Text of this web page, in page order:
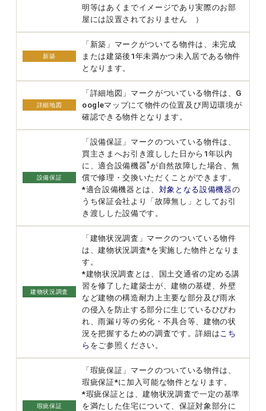
明等はあくまでイメージであり実際のお部
屋には設置されておりません ）
新築
「新築」マークがついてる物件は、未完成
または建築後1年未満かつ未入居である物件
となります。
詳細地図
「詳細地図」マークがついている物件は、G
oogleマップにて物件の位置及び周辺環境が
確認できる物件となります。
設備保証
「設備保証」マークのついている物件は、
買主さまへお引き渡しした日から1年以内
に、適合設備機器*が自然故障した場合、無
償で修理・交換いただくことができます。
*適合設備機器とは、 対象となる設備機器の
うち保証会社より「故障無し」としてお引
き渡しした設備です。
建物状況調査
「建物状況調査」マークのついている物件
は、建物状況調査*を実施した物件となりま
す。
*建物状況調査とは、国土交通省の定める講
習を修了した建築士が、建物の基礎、外壁
など建物の構造耐力上主要な部分及び雨水
の侵入を防止する部分に生じているひびわ
れ、雨漏り等の劣化・不具合等、建物の状
況を把握するための調査です。詳細は こち
ら をご参照ください。
瑕疵保証
「瑕疵保証」マークのついている物件は、
瑕疵保証*に加入可能な物件となります。
*瑕疵保証とは、建物状況調査で一定の基準
を満たした住宅について、保証対象部分に